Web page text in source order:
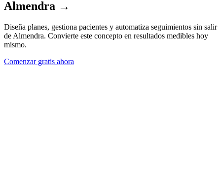
Almendra →
Diseña planes, gestiona pacientes y automatiza seguimientos sin salir
de Almendra. Convierte este concepto en resultados medibles hoy
mismo.
Comenzar gratis ahora